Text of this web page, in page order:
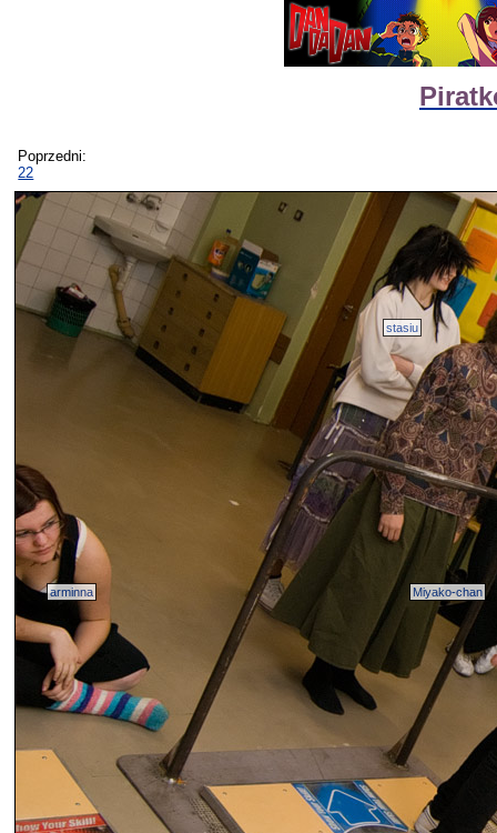
Poprzedni:
22
arminna Miyako-chan
stasiu